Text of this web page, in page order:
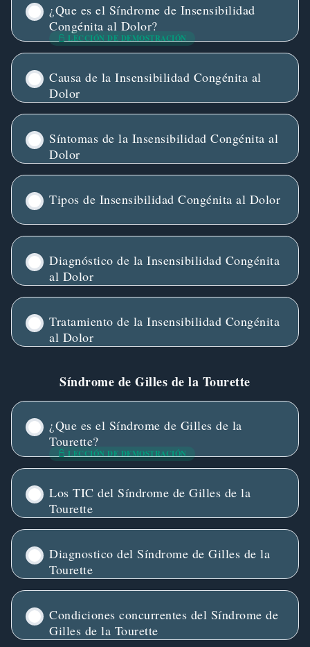
¿Que es el Síndrome de Insensibilidad
Congénita al Dolor?
LECCIÓN DE DEMOSTRACIÓN
Causa de la Insensibilidad Congénita al
Dolor
Síntomas de la Insensibilidad Congénita al
Dolor
Tipos de Insensibilidad Congénita al Dolor
Diagnóstico de la Insensibilidad Congénita
al Dolor
Tratamiento de la Insensibilidad Congénita
al Dolor
Síndrome de Gilles de la Tourette
¿Que es el Síndrome de Gilles de la
Tourette?
LECCIÓN DE DEMOSTRACIÓN
Los TIC del Síndrome de Gilles de la
Tourette
Diagnostico del Síndrome de Gilles de la
Tourette
Condiciones concurrentes del Síndrome de
Gilles de la Tourette